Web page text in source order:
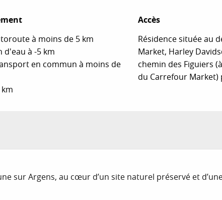
à moins de 5 km
d'eau à -5 km
en commun à moins de
Accès
Accès
Résidence située au
Market, Harley
chemin des Figuiers
du Carrefour Market)
sur Argens, au cœur d’un site naturel préservé et